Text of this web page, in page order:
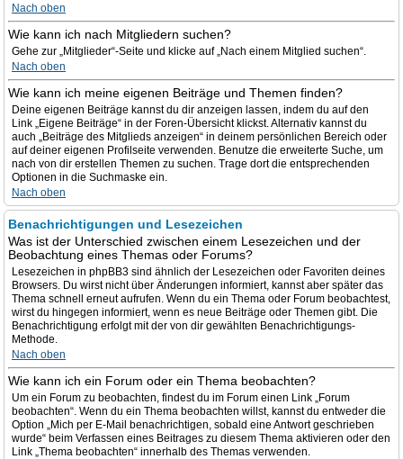
Nach oben
Wie kann ich nach Mitgliedern suchen?
Gehe zur „Mitglieder“-Seite und klicke auf „Nach einem Mitglied suchen“.
Nach oben
Wie kann ich meine eigenen Beiträge und Themen finden?
Deine eigenen Beiträge kannst du dir anzeigen lassen, indem du auf den
Link „Eigene Beiträge“ in der Foren-Übersicht klickst. Alternativ kannst du
auch „Beiträge des Mitglieds anzeigen“ in deinem persönlichen Bereich oder
auf deiner eigenen Profilseite verwenden. Benutze die erweiterte Suche, um
nach von dir erstellen Themen zu suchen. Trage dort die entsprechenden
Optionen in die Suchmaske ein.
Nach oben
Benachrichtigungen und Lesezeichen
Was ist der Unterschied zwischen einem Lesezeichen und der
Beobachtung eines Themas oder Forums?
Lesezeichen in phpBB3 sind ähnlich der Lesezeichen oder Favoriten deines
Browsers. Du wirst nicht über Änderungen informiert, kannst aber später das
Thema schnell erneut aufrufen. Wenn du ein Thema oder Forum beobachtest,
wirst du hingegen informiert, wenn es neue Beiträge oder Themen gibt. Die
Benachrichtigung erfolgt mit der von dir gewählten Benachrichtigungs-
Methode.
Nach oben
Wie kann ich ein Forum oder ein Thema beobachten?
Um ein Forum zu beobachten, findest du im Forum einen Link „Forum
beobachten“. Wenn du ein Thema beobachten willst, kannst du entweder die
Option „Mich per E-Mail benachrichtigen, sobald eine Antwort geschrieben
wurde“ beim Verfassen eines Beitrages zu diesem Thema aktivieren oder den
Link „Thema beobachten“ innerhalb des Themas verwenden.